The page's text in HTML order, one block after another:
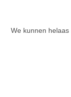
We kunnen